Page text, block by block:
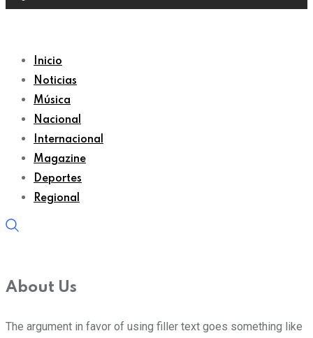
Inicio
Noticias
Música
Nacional
Internacional
Magazine
Deportes
Regional
About Us
The argument in favor of using filler text goes something like